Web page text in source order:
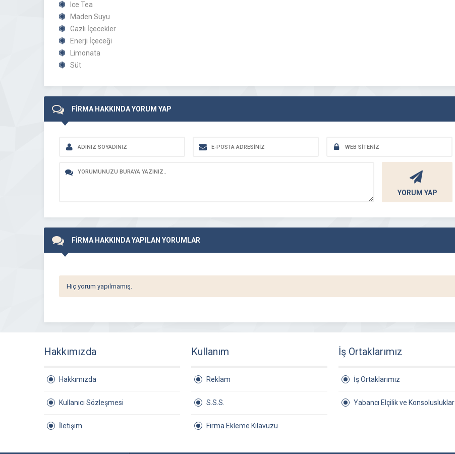
Ice Tea
Maden Suyu
Gazlı İçecekler
Enerji İçeceği
Limonata
Süt
FİRMA HAKKINDA YORUM YAP
YORUM YAP
FİRMA HAKKINDA YAPILAN YORUMLAR
Hiç yorum yapılmamış.
Hakkımızda
Hakkımızda
Kullanıcı Sözleşmesi
İletişim
Kullanım
Reklam
S.S.S.
Firma Ekleme Kılavuzu
İş Ortaklarımız
İş Ortaklarımız
Yabancı Elçilik ve Konsolusluklar